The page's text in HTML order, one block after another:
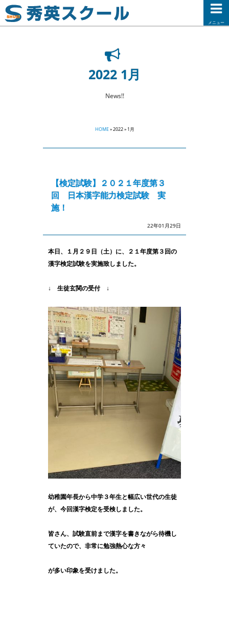
メニュー
2022 1月
News!!
HOME» 2022 » 1月
【検定試験】２０２１年度第３
回 日本漢字能力検定試験 実
施！
22年01月29日
本日、１月２９日（土）に、２１年度第３回の
漢字検定試験を実施致しました。
↓ 生徒玄関の受付 ↓
幼稚園年長から中学３年生と幅広い世代の生徒
が、今回漢字検定を受検しました。
皆さん、試験直前まで漢字を書きながら待機し
ていたので、非常に勉強熱心な方々
が多い印象を受けました。